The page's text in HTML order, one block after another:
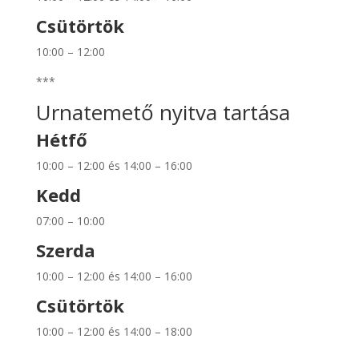
Csütörtök
10:00 – 12:00
***
Urnatemető nyitva tartása
Hétfő
10:00 – 12:00 és 14:00 – 16:00
Kedd
07:00 – 10:00
Szerda
10:00 – 12:00 és 14:00 – 16:00
Csütörtök
10:00 – 12:00 és 14:00 – 18:00